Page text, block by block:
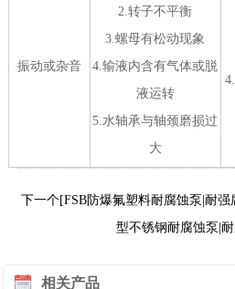
振动或杂音
2.转子不平衡
3.螺母有松动现象
4.输液内含有气体或脱
液运转
5.水轴承与轴颈磨损过
大
下一个[FSB防爆氟塑料耐腐蚀泵|耐强
型不锈钢耐腐蚀泵|
相关产品